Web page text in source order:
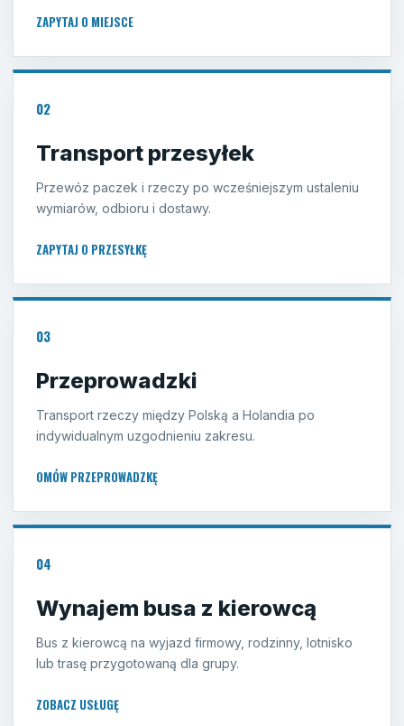
ZAPYTAJ O MIEJSCE
02
Transport przesyłek
Przewóz paczek i rzeczy po wcześniejszym ustaleniu
wymiarów, odbioru i dostawy.
ZAPYTAJ O PRZESYŁKĘ
03
Przeprowadzki
Transport rzeczy między Polską a Holandia po
indywidualnym uzgodnieniu zakresu.
OMÓW PRZEPROWADZKĘ
04
Wynajem busa z kierowcą
Bus z kierowcą na wyjazd firmowy, rodzinny, lotnisko
lub trasę przygotowaną dla grupy.
ZOBACZ USŁUGĘ